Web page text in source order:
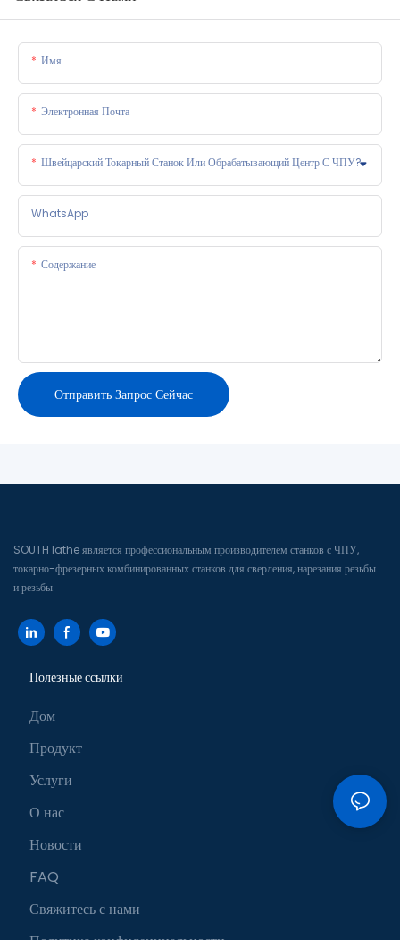
Имя
Электронная Почта
Швейцарский Токарный Станок Или Обрабатывающий Центр С ЧПУ?
WhatsApp
Содержание
Отправить Запрос Сейчас
SOUTH lathe является профессиональным производителем станков с ЧПУ,
токарно-фрезерных комбинированных станков для сверления, нарезания резьбы
и резьбы.
Полезные ссылки
Дом
Продукт
Услуги
О нас
Новости
FAQ
Свяжитесь с нами